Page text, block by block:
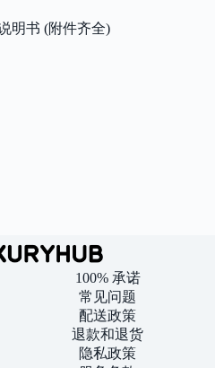
明书 (附件齐全)
100% 承诺
常见问题
配送政策
退款和退货
隐私政策